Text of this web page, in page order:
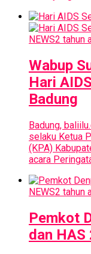
NEWS2 tahun
Wabup
Hari
Badung
Badung,
selaku Ketua
(KPA)
acara
NEWS2 tahun
Pemkot
dan HAS